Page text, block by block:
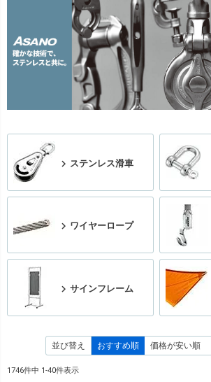
ステンレス滑車
ワイヤーロープ
サインフレーム
並び替え おすすめ順 価格が安い順
1746件中 1-40件表示